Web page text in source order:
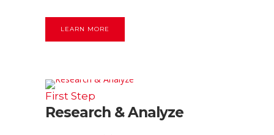
LEARN MORE
First Step
Research & Analyze